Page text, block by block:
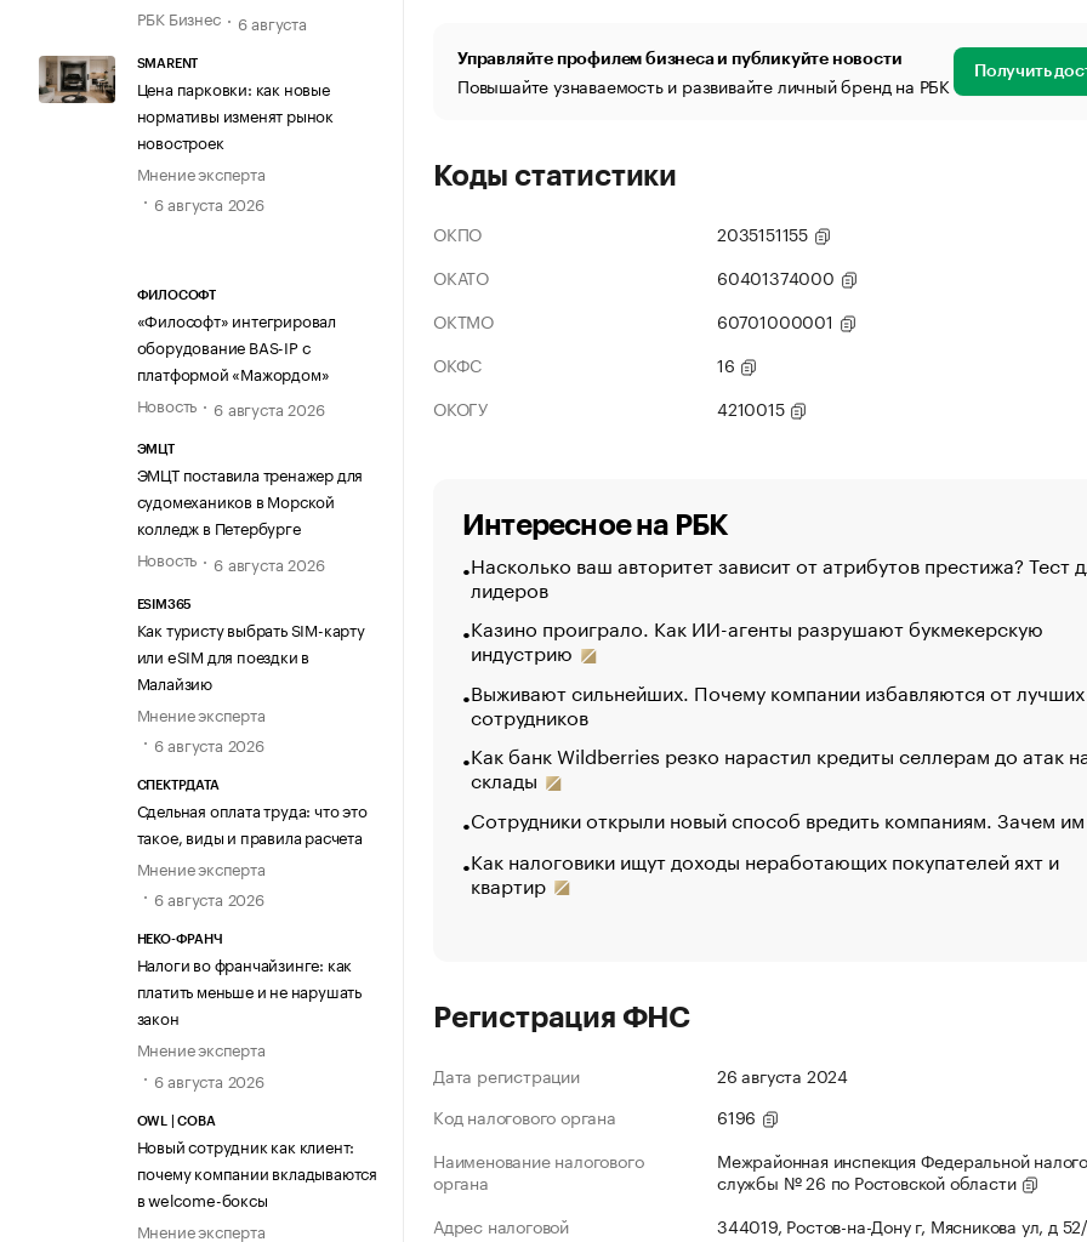
РБК Бизнес
6 августа
SMARENT
Цена парковки: как новые
нормативы изменят рынок
новостроек
Мнение эксперта
6 августа 2026
ФИЛОСОФТ
«Философт» интегрировал
оборудование BAS-IP с
платформой «Мажордом»
Новость
6 августа 2026
ЭМЦТ
ЭМЦТ поставила тренажер для
судомехаников в Морской
колледж в Петербурге
Новость
6 августа 2026
ESIM365
Как туристу выбрать SIM-карту
или eSIM для поездки в
Малайзию
Мнение эксперта
6 августа 2026
СПЕКТРДАТА
Сдельная оплата труда: что это
такое, виды и правила расчета
Мнение эксперта
6 августа 2026
НЕКО-ФРАНЧ
Налоги во франчайзинге: как
платить меньше и не нарушать
закон
Мнение эксперта
6 августа 2026
OWL | СОВА
Новый сотрудник как клиент:
почему компании вкладываются
в welcome-боксы
Мнение эксперта
Управляйте профилем бизнеса и публикуйте новости
Повышайте узнаваемость и развивайте личный бренд на РБК Получить
Коды статистики
ОКПО
2035151155
ОКАТО
60401374000
ОКТМО
60701000001
ОКФС
16
ОКОГУ
4210015
Интересное на РБК
Насколько ваш авторитет зависит от атрибутов престижа? Тест
лидеров
Казино проиграло. Как ИИ-агенты разрушают букмекерскую
индустрию
Выживают сильнейших. Почему компании избавляются от лучших
сотрудников
Как банк Wildberries резко нарастил кредиты селлерам до атак
склады
Сотрудники открыли новый способ вредить компаниям. Зачем
Как налоговики ищут доходы неработающих покупателей яхт и
квартир
Регистрация ФНС
Дата регистрации
26 августа 2024
Код налогового органа
6196
Наименование налогового
органа
Межрайонная инспекция Федеральной
службы № 26 по Ростовской области
Адрес налоговой
344019, Ростов-на-Дону г, Мясникова ул, д